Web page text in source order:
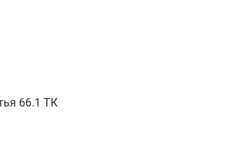
66.1 ТК